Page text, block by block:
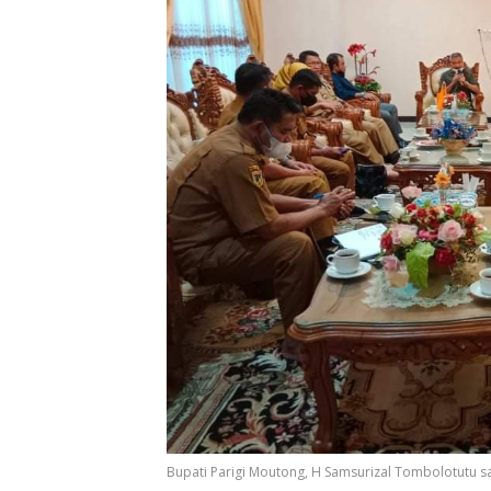
Bupati Parigi Moutong, H Samsurizal Tombolotutu